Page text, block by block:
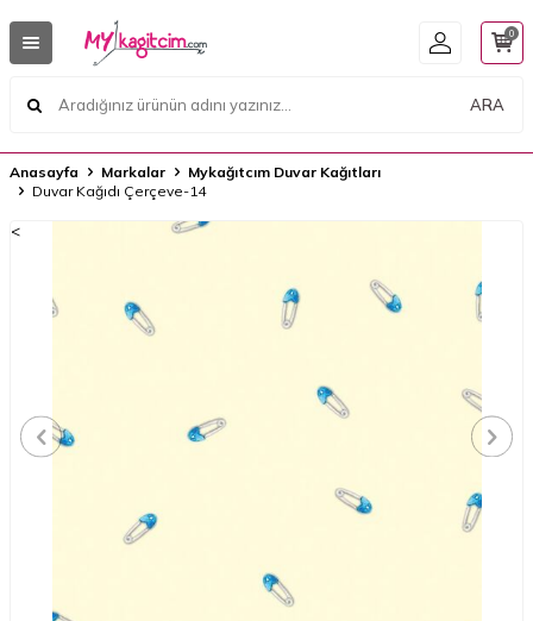
ARA
0
Anasayfa Markalar
Mykağıtcım Duvar Kağıtları
Duvar Kağıdı Çerçeve-14
<